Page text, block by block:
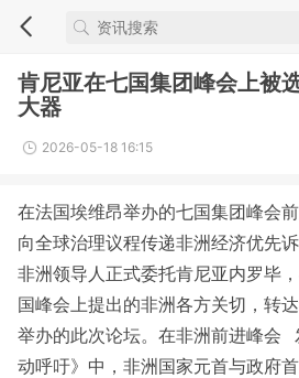
肯尼亚在七国集团峰会上被
大器
2026-05-18 16:15
在法国埃维昂举办的七国集团峰会
向全球治理议程传递非洲经济优先
非洲领导人正式委托肯尼亚内罗毕
国峰会上提出的非洲各方关切，转
举办的此次论坛。在非洲前进峰会
动呼吁》中，非洲国家元首与政府